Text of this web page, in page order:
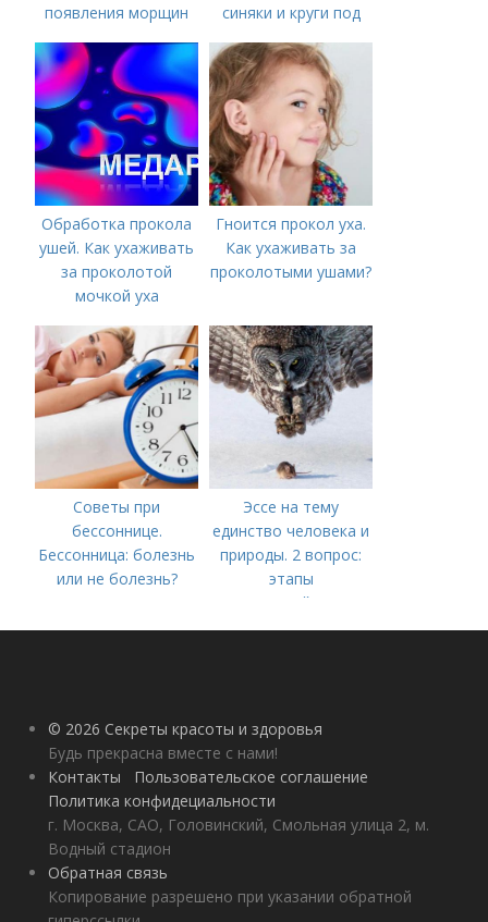
появления морщин
синяки и круги под
Обработка прокола
ушей. Как ухаживать
за проколотой
мочкой уха
Гноится прокол уха.
Как ухаживать за
проколотыми ушами?
Советы при
бессоннице.
Бессонница: болезнь
или не болезнь?
Эссе на тему
единство человека и
природы. 2 вопрос:
этапы
взаимодействия
природного и
© 2026 Секреты красоты и здоровья
Будь прекрасна вместе с нами!
Контакты
Пользовательское соглашение
Политика конфидециальности
г. Москва, САО, Головинский, Смольная улица 2, м.
Водный стадион
Обратная связь
Копирование разрешено при указании обратной